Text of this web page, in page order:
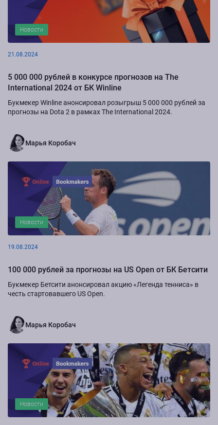
Новости
21.08.2024
5 000 000 рублей в конкурсе прогнозов на The
International 2024 от БК Winline
Букмекер Winline анонсировал розыгрыш 5 000 000 рублей за
прогнозы на Dota 2 в рамках The International 2024.
Марья Коробач
Новости
19.08.2024
100 000 рублей за прогнозы на US Open от БК Бетсити
Букмекер Бетсити анонсировал акцию «Легенда тенниса» в
честь стартовавшего US Open.
Марья Коробач
Новости